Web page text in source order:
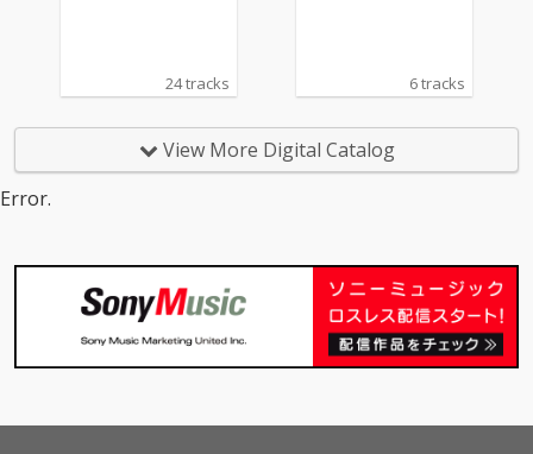
24 tracks 6 tracks
View More Digital Catalog
Error.